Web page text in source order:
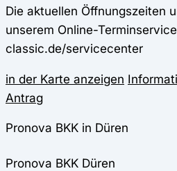
Die aktuellen Öffnungszeiten
unserem Online-
classic.de/servicecenter
in der Karte anzeigen
Antrag
Pronova BKK in Düren
Pronova BKK Düren